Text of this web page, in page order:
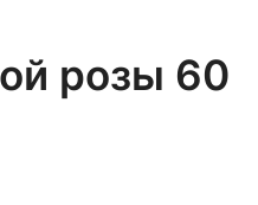
розы 60